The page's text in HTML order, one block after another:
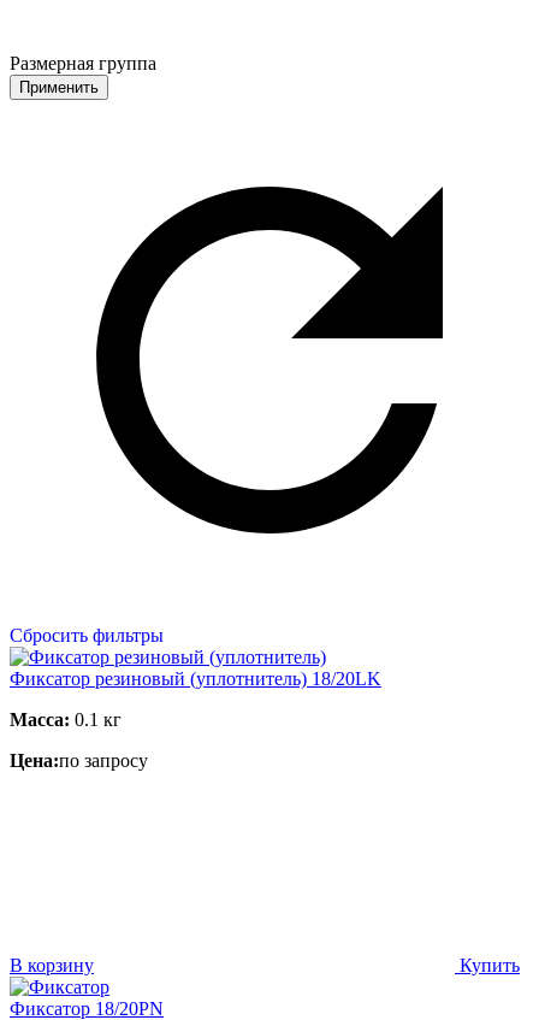
Размерная группа
Сбросить фильтры
Фиксатор резиновый (уплотнитель) 18/20LK
Масса: 0.1 кг
Цена:по запросу
В корзину Купить
Фиксатор 18/20PN